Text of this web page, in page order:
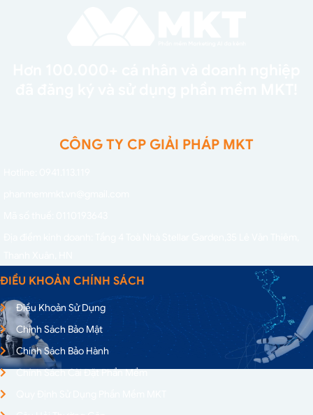
CÔNG TY CP GIẢI PHÁP MKT
ĐIỀU KHOẢN CHÍNH SÁCH
Điều Khoản Sử Dụng
Chính Sách Bảo Mật
Chính Sách Bảo Hành
Chính Sách Cài Đặt Phần Mềm